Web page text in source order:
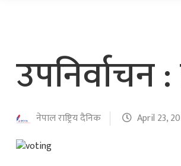
उपनिर्वाचन
नेपाल राष्ट्रिय दैनिक April 23,